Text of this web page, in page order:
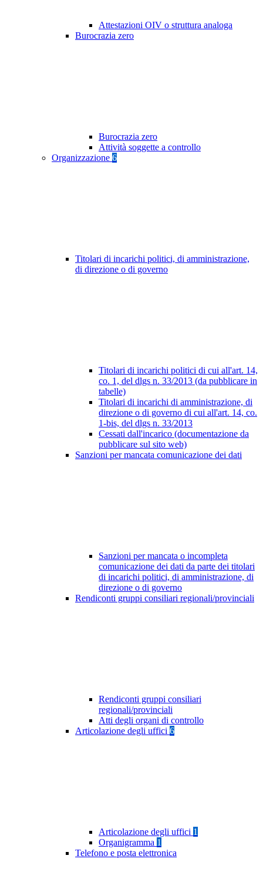
Attestazioni OIV o struttura analoga
Burocrazia zero
Burocrazia zero
Attività soggette a controllo
Organizzazione 6
Titolari di incarichi politici, di amministrazione,
di direzione o di governo
Titolari di incarichi politici di cui all'art. 14,
co. 1, del dlgs n. 33/2013 (da pubblicare in
tabelle)
Titolari di incarichi di amministrazione, di
direzione o di governo di cui all'art. 14, co.
1-bis, del dlgs n. 33/2013
Cessati dall'incarico (documentazione da
pubblicare sul sito web)
Sanzioni per mancata comunicazione dei dati
Sanzioni per mancata o incompleta
comunicazione dei dati da parte dei titolari
di incarichi politici, di amministrazione, di
direzione o di governo
Rendiconti gruppi consiliari regionali/provinciali
Rendiconti gruppi consiliari
regionali/provinciali
Atti degli organi di controllo
Articolazione degli uffici 6
Articolazione degli uffici 1
Organigramma 1
Telefono e posta elettronica